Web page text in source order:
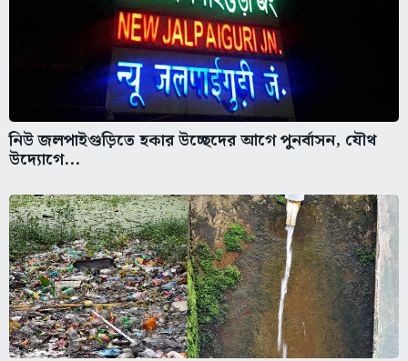
নিউ জলপাইগুড়িতে হকার উচ্ছেদের আগে পুনর্বাসন, যৌথ
উদ্যোগে...